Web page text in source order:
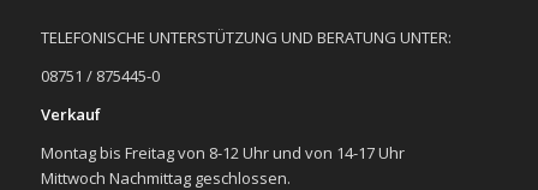
TELEFONISCHE UNTERSTÜTZUNG UND BERATUNG UNTER:
08751 / 875445-0
Verkauf
Montag bis Freitag von 8-12 Uhr und von 14-17 Uhr
Mittwoch Nachmittag geschlossen.